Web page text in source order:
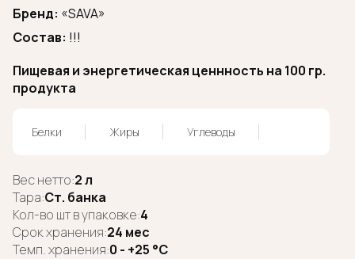
Бренд: «SAVA»
Состав: !!!
Пищевая и энергетическая ценнность на 100 гр.
продукта
Белки Жиры Углеводы
Вес нетто:2 л
Тара:Ст. банка
Кол-во шт в упаковке:4
Срок хранения:24 мес
Темп. хранения:0 - +25 °C